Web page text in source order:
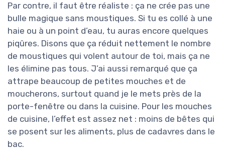
Par contre, il faut être réaliste : ça ne crée pas une
bulle magique sans moustiques. Si tu es collé à une
haie ou à un point d’eau, tu auras encore quelques
piqûres. Disons que ça réduit nettement le nombre
de moustiques qui volent autour de toi, mais ça ne
les élimine pas tous. J’ai aussi remarqué que ça
attrape beaucoup de petites mouches et de
moucherons, surtout quand je le mets près de la
porte-fenêtre ou dans la cuisine. Pour les mouches
de cuisine, l’effet est assez net : moins de bêtes qui
se posent sur les aliments, plus de cadavres dans le
bac.